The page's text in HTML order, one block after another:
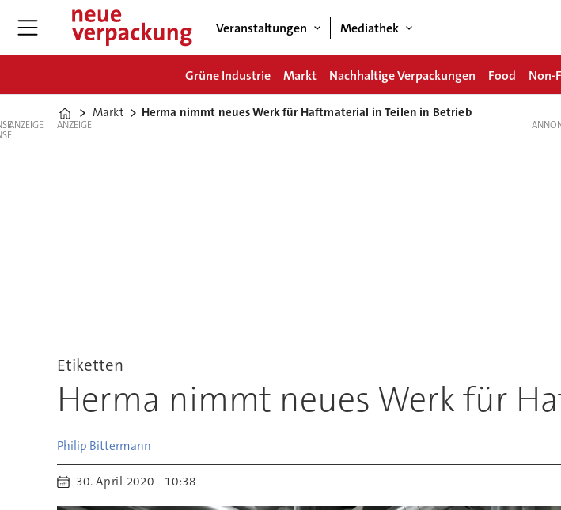
Veranstaltungen Mediathek
Grüne Industrie Markt Nachhaltige Verpackungen Food Non-
Home
Markt Herma nimmt neues Werk für Haftmaterial in Teilen in Betrieb
ANZEIGE ANZEIGE
Etiketten
Herma nimmt neues Werk für
Philip Bittermann
30. April 2020 - 10:38